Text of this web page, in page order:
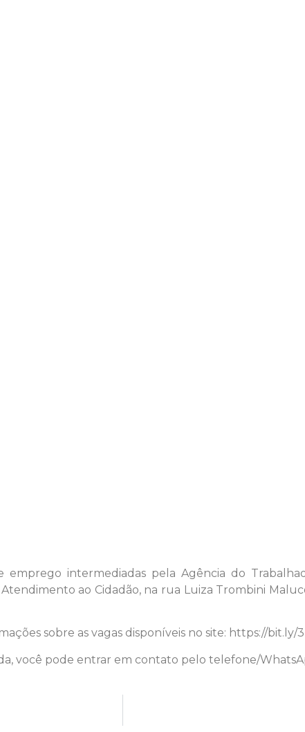
emprego intermediadas pela Agência do
ao Cidadão, na rua Luiza Trombini
sobre as vagas disponíveis no site: https://bit.ly/
você pode entrar em contato pelo telefone/